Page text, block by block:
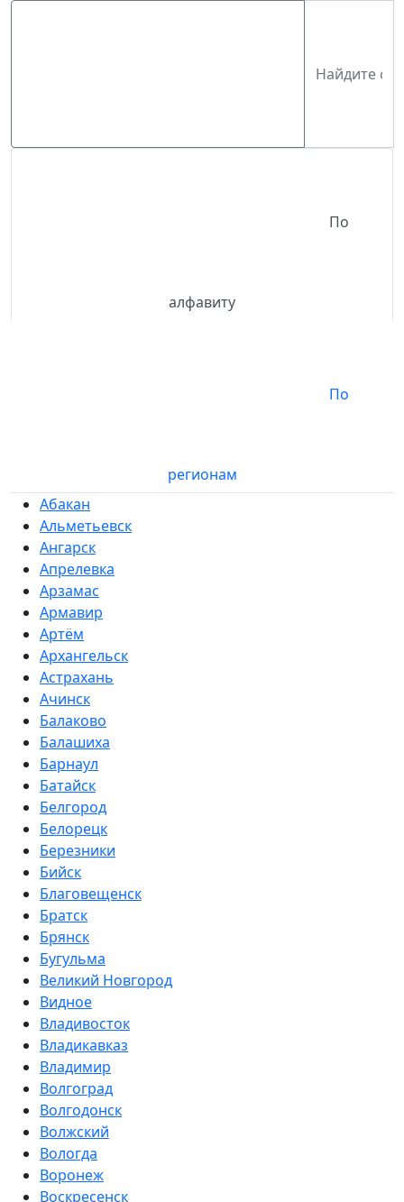
алфавиту
регионам
Абакан
Альметьевск
Ангарск
Апрелевка
Арзамас
Армавир
Артём
Архангельск
Астрахань
Ачинск
Балаково
Балашиха
Барнаул
Батайск
Белгород
Белорецк
Березники
Бийск
Благовещенск
Братск
Брянск
Бугульма
Великий Новгород
Видное
Владивосток
Владикавказ
Владимир
Волгоград
Волгодонск
Волжский
Вологда
Воронеж
Воскресенск